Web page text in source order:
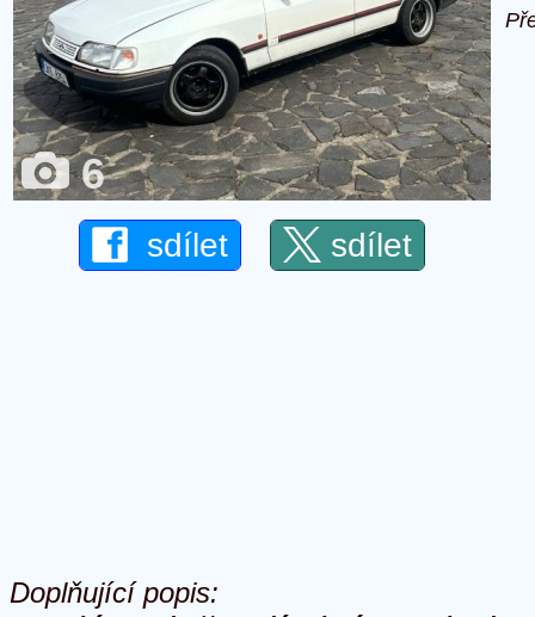
6
sdílet sdílet
Doplňující popis: